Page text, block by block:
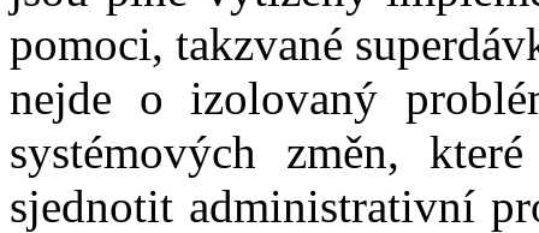
pomoci, takzvané
nejde o izolovaný
systémových změn,
sjednotit administrativní